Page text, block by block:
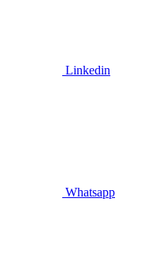
Linkedin
Whatsapp